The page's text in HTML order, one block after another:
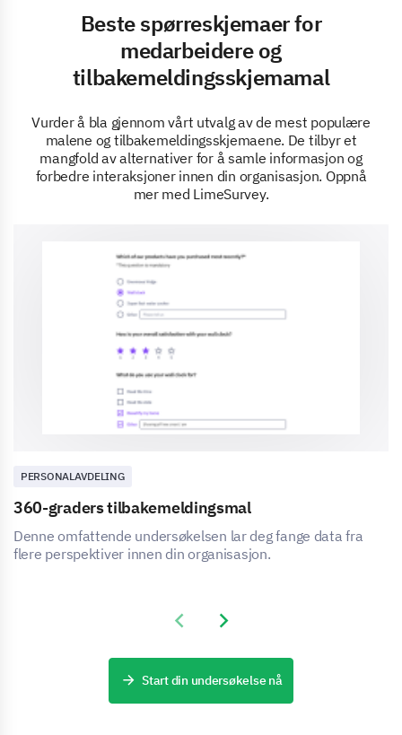
Beste spørreskjemaer for
medarbeidere og
tilbakemeldingsskjemamal
Vurder å bla gjennom vårt utvalg av de mest populære
malene og tilbakemeldingsskjemaene. De tilbyr et
mangfold av alternativer for å samle informasjon og
forbedre interaksjoner innen din organisasjon. Oppnå
mer med LimeSurvey.
PERSONALAVDELING
360-graders tilbakemeldingsmal
Denne omfattende undersøkelsen lar deg fange data fra
flere perspektiver innen din organisasjon.
Previous slide
Next slide
Start din undersøkelse nå